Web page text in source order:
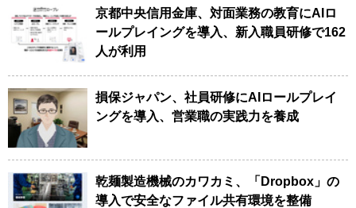
京都中央信用金庫、対面業務の教育にAIロ
ールプレイングを導入、新入職員研修で162
人が利用
損保ジャパン、社員研修にAIロールプレイ
ングを導入、営業職の実践力を養成
乾麺製造機械のカワカミ、「Dropbox」の
導入で安全なファイル共有環境を整備